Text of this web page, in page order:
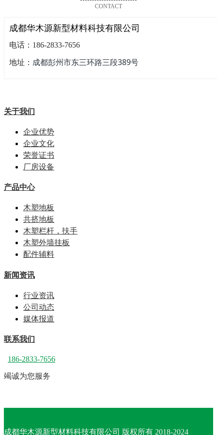
CONTACT
成都华木源新型材料科技有限公司
电话：186-2833-7656
地址： 成都彭州市东三环路三段389号
关于我们
企业优势
企业文化
荣誉证书
厂房设备
产品中心
木塑地板
共挤地板
木塑栏杆，扶手
木塑外墙挂板
配件辅料
新闻资讯
行业资讯
公司动态
媒体报道
联系我们
186-2833-7656
竭诚为您服务
成都华木源新型材料科技有限公司 版权所有 2018-2024